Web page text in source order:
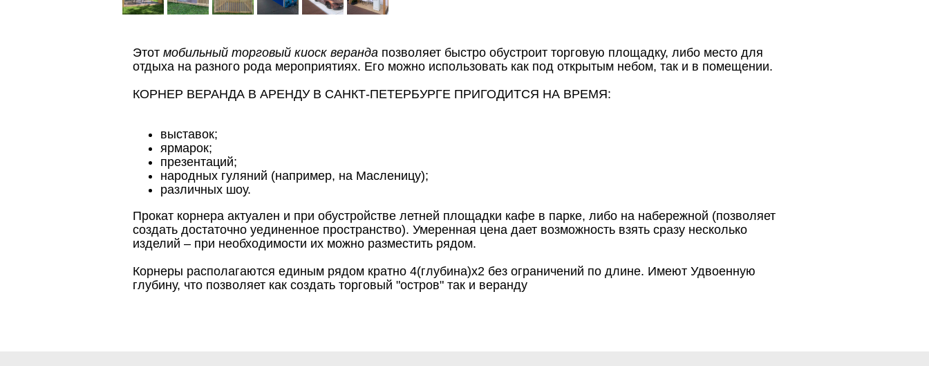
Этот мобильный торговый киоск веранда позволяет быстро обустроит торговую площадку, либо место для
отдыха на разного рода мероприятиях. Его можно использовать как под открытым небом, так и в помещении.
КОРНЕР ВЕРАНДА В АРЕНДУ В САНКТ-ПЕТЕРБУРГЕ ПРИГОДИТСЯ НА ВРЕМЯ:
выставок;
ярмарок;
презентаций;
народных гуляний (например, на Масленицу);
различных шоу.
Прокат корнера актуален и при обустройстве летней площадки кафе в парке, либо на набережной (позволяет
создать достаточно уединенное пространство). Умеренная цена дает возможность взять сразу несколько
изделий – при необходимости их можно разместить рядом.
Корнеры располагаются единым рядом кратно 4(глубина)х2 без ограничений по длине. Имеют Удвоенную
глубину, что позволяет как создать торговый "остров" так и веранду